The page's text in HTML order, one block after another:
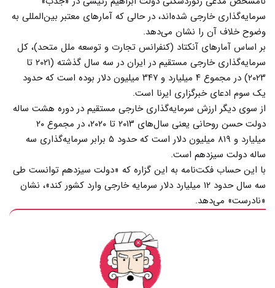
سرمایه‌گذاری خارجی شده‌اند، در حالی که آمارهای معتبر بین‌المللی به
وضوح خلاف آن را نشان می‌دهد.
بر اساس آمارهای آنکتاد (کنفرانس تجارت و توسعه ملل متحد)، کل
سرمایه‌گذاری خارجی مستقیم در ایران در سه سال گذشته (۲۰۲۱ تا
۲۰۲۳) در مجموع ۴ میلیارد و ۳۴۷ میلیون دلار بوده است که حدود
یک سوم ادعای خبرگزاری ایرنا است.
از سوی دیگر ارزش سرمایه‌گذاری خارجی مستقیم در دوره هشت ساله
دولت حسن روحانی یعنی سال‌های ۲۰۱۳ تا ۲۰۲۰، در مجموع ۲۰
میلیارد و ۸۱۹ میلیون دلار است که حدود ۵ برابر سرمایه‌گذاری سه
ساله دولت سیزدهم است.
با این حساب فکت‌نامه به این گزاره که «دولت سیزدهم توانست طی
سه سال حدود ۱۲ میلیارد دلار سرمایه خارجی وارد کشور کند»، نشان
«نادرست» می‌دهد.